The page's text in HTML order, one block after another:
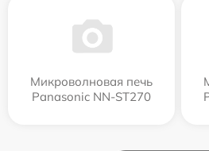
Микроволновая печь
Panasonic NN-ST270